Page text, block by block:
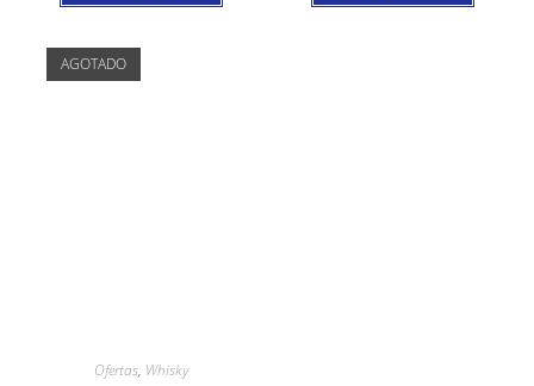
AGOTADO
Ofertas, Whisky